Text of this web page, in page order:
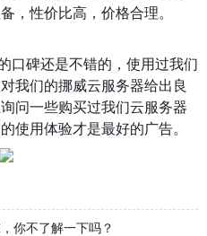
，性价比高，价格合理。
口碑还是不错的，使用过我们
我们的挪威云服务器给出良
问一些购买过我们云服务器
使用体验才是最好的广告。
你不了解一下吗？